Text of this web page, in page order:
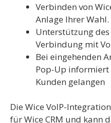
Verbinden von
Anlage Ihrer Wahl.
Unterstützung
Verbindung mit
Bei eingehenden
Pop-Up
Kunden gelangen
Die Wice VoIP-
für Wice CRM und kann